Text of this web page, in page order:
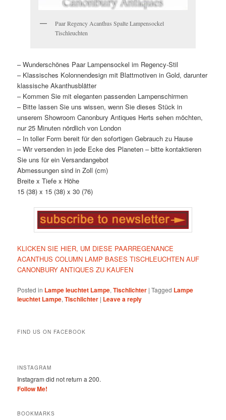
Paar Regency Acanthus Spalte Lampensockel
Tischleuchten
– Wunderschönes Paar Lampensockel im Regency-Stil
– Klassisches Kolonnendesign mit Blattmotiven in Gold, darunter
klassische Akanthusblätter
– Kommen Sie mit eleganten passenden Lampenschirmen
– Bitte lassen Sie uns wissen, wenn Sie dieses Stück in
unserem Showroom Canonbury Antiques Herts sehen möchten,
nur 25 Minuten nördlich von London
– In toller Form bereit für den sofortigen Gebrauch zu Hause
– Wir versenden in jede Ecke des Planeten – bitte kontaktieren
Sie uns für ein Versandangebot
Abmessungen sind in Zoll (cm)
Breite x Tiefe x Höhe
15 (38) x 15 (38) x 30 (76)
KLICKEN SIE HIER, UM DIESE PAARREGENANCE
ACANTHUS COLUMN LAMP BASES TISCHLEUCHTEN AUF
CANONBURY ANTIQUES ZU KAUFEN
Posted in Lampe leuchtet Lampe,Tischlichter |Tagged Lampe
leuchtet Lampe,Tischlichter | Leave a reply
FIND US ON FACEBOOK
INSTAGRAM
Instagram did not return a 200.
Follow Me!
BOOKMARKS